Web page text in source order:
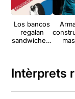
Los bancos
regalan
sandwichera
Intèrprets